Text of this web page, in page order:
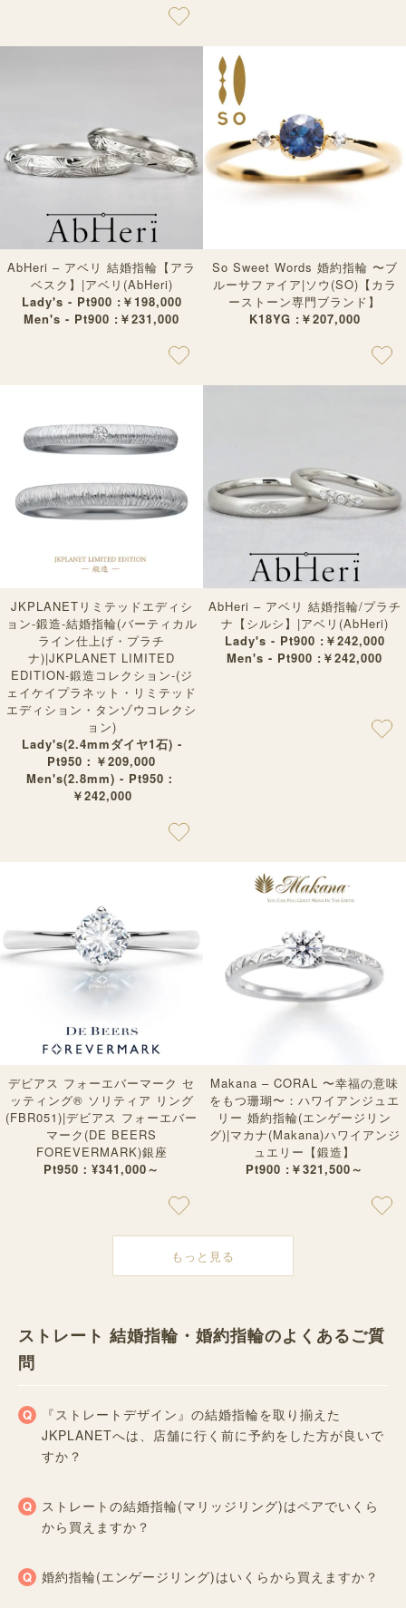
AbHeri – アベリ 結婚指輪【アラ
ベスク】|アベリ(AbHeri)
Lady's - Pt900 :￥198,000
Men's - Pt900 :￥231,000
So Sweet Words 婚約指輪 〜ブ
ルーサファイア|ソウ(SO)【カラ
ーストーン専門ブランド】
K18YG :￥207,000
JKPLANETリミテッドエディシ
ョン-鍛造-結婚指輪(バーティカル
ライン仕上げ・プラチ
ナ)|JKPLANET LIMITED
EDITION-鍛造コレクション-(ジ
ェイケイプラネット・リミテッド
エディション・タンゾウコレクシ
ョン)
Lady's(2.4mmダイヤ1石) -
Pt950：￥209,000
Men's(2.8mm) - Pt950：
￥242,000
AbHeri – アベリ 結婚指輪/プラチ
ナ【シルシ】|アベリ(AbHeri)
Lady's - Pt900 :￥242,000
Men's - Pt900 :￥242,000
デビアス フォーエバーマーク セ
ッティング®︎ ソリティア リング
(FBR051)|デビアス フォーエバー
マーク(DE BEERS
FOREVERMARK)銀座
Pt950：¥341,000～
Makana – CORAL 〜幸福の意味
をもつ珊瑚〜：ハワイアンジュエ
リー 婚約指輪(エンゲージリン
グ)|マカナ(Makana)ハワイアンジ
ュエリー【鍛造】
Pt900 :￥321,500～
もっと見る
ストレート 結婚指輪・婚約指輪のよくあるご質
問
『ストレートデザイン』の結婚指輪を取り揃えた
JKPLANETへは、店舗に行く前に予約をした方が良いで
すか？
ストレートの結婚指輪(マリッジリング)はペアでいくら
から買えますか？
婚約指輪(エンゲージリング)はいくらから買えますか？